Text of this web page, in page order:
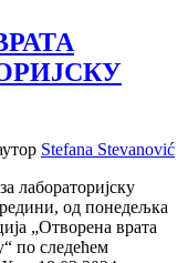
Stefana Stevanović
лабораторијску
од понедељка
„Отворена врата
по следећем